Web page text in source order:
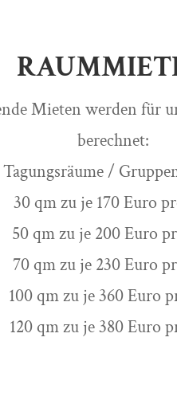
Mieten werden für
berechnet:
Tagungsräume /
30 qm zu je 170 Euro
50 qm zu je 200 Euro
70 qm zu je 230 Euro
100 qm zu je 360 Euro
120 qm zu je 380 Euro